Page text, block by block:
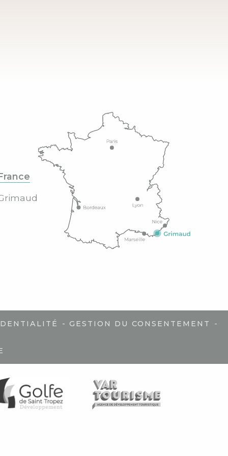
- GESTION DU CONSENTEMENT -